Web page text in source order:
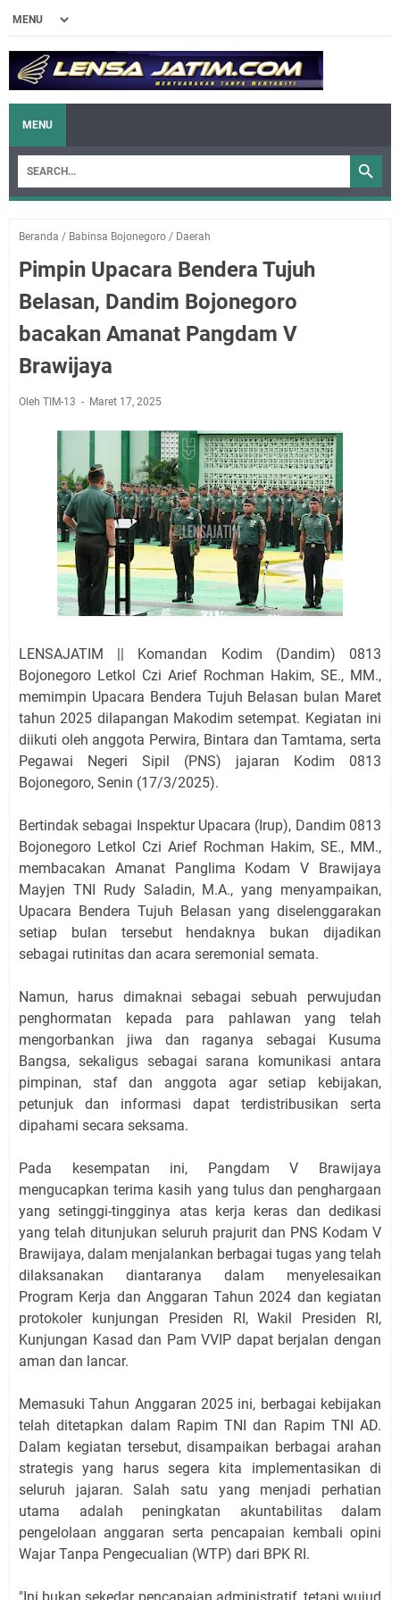
MENU
Beranda / Babinsa Bojonegoro / Daerah
Pimpin Upacara Bendera Tujuh
Belasan, Dandim Bojonegoro
bacakan Amanat Pangdam V
Brawijaya
Oleh TIM-13 Maret 17, 2025
LENSAJATIM || Komandan Kodim (Dandim) 0813
Bojonegoro Letkol Czi Arief Rochman Hakim, SE., MM.,
memimpin Upacara Bendera Tujuh Belasan bulan Maret
tahun 2025 dilapangan Makodim setempat. Kegiatan ini
diikuti oleh anggota Perwira, Bintara dan Tamtama, serta
Pegawai Negeri Sipil (PNS) jajaran Kodim 0813
Bojonegoro, Senin (17/3/2025).
Bertindak sebagai Inspektur Upacara (Irup), Dandim 0813
Bojonegoro Letkol Czi Arief Rochman Hakim, SE., MM.,
membacakan Amanat Panglima Kodam V Brawijaya
Mayjen TNI Rudy Saladin, M.A., yang menyampaikan,
Upacara Bendera Tujuh Belasan yang diselenggarakan
setiap bulan tersebut hendaknya bukan dijadikan
sebagai rutinitas dan acara seremonial semata.
Namun, harus dimaknai sebagai sebuah perwujudan
penghormatan kepada para pahlawan yang telah
mengorbankan jiwa dan raganya sebagai Kusuma
Bangsa, sekaligus sebagai sarana komunikasi antara
pimpinan, staf dan anggota agar setiap kebijakan,
petunjuk dan informasi dapat terdistribusikan serta
dipahami secara seksama.
Pada kesempatan ini, Pangdam V Brawijaya
mengucapkan terima kasih yang tulus dan penghargaan
yang setinggi-tingginya atas kerja keras dan dedikasi
yang telah ditunjukan seluruh prajurit dan PNS Kodam V
Brawijaya, dalam menjalankan berbagai tugas yang telah
dilaksanakan diantaranya dalam menyelesaikan
Program Kerja dan Anggaran Tahun 2024 dan kegiatan
protokoler kunjungan Presiden RI, Wakil Presiden RI,
Kunjungan Kasad dan Pam VVIP dapat berjalan dengan
aman dan lancar.
Memasuki Tahun Anggaran 2025 ini, berbagai kebijakan
telah ditetapkan dalam Rapim TNI dan Rapim TNI AD.
Dalam kegiatan tersebut, disampaikan berbagai arahan
strategis yang harus segera kita implementasikan di
seluruh jajaran. Salah satu yang menjadi perhatian
utama adalah peningkatan akuntabilitas dalam
pengelolaan anggaran serta pencapaian kembali opini
Wajar Tanpa Pengecualian (WTP) dari BPK RI.